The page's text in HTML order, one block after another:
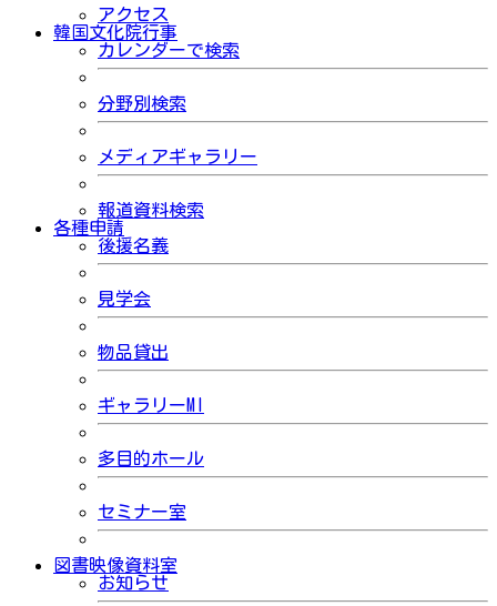
アクセス
韓国文化院行事
カレンダーで検索
分野別検索
メディアギャラリー
報道資料検索
各種申請
後援名義
見学会
物品貸出
ギャラリーMI
多目的ホール
セミナー室
図書映像資料室
お知らせ